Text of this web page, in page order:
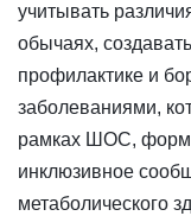
учитывать
обычаях,
профилактике и
заболеваниями,
рамках ШОС,
инклюзивное
метаболического